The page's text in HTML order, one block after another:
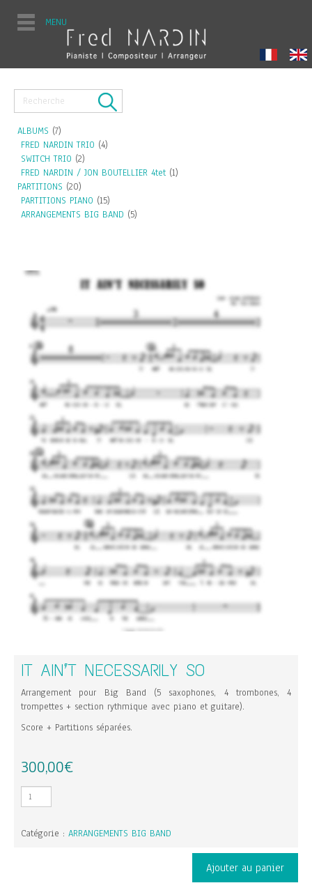
MENU
ALBUMS (7)
FRED NARDIN TRIO (4)
SWITCH TRIO (2)
FRED NARDIN / JON BOUTELLIER 4tet (1)
PARTITIONS (20)
PARTITIONS PIANO (15)
ARRANGEMENTS BIG BAND (5)
IT AIN’T NECESSARILY SO
Arrangement pour Big Band (5 saxophones, 4 trombones, 4
trompettes + section rythmique avec piano et guitare).
Score + Partitions séparées.
300,00€
quantité
de
Ain't
Catégorie : ARRANGEMENTS BIG BAND
Ajouter au panier